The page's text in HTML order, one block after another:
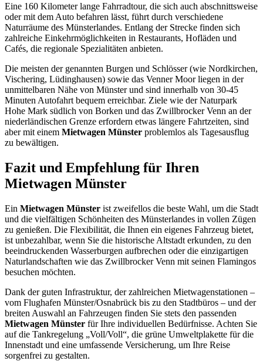
Eine 160 Kilometer lange Fahrradtour, die sich auch abschnittsweise
oder mit dem Auto befahren lässt, führt durch verschiedene
Naturräume des Münsterlandes. Entlang der Strecke finden sich
zahlreiche Einkehrmöglichkeiten in Restaurants, Hofläden und
Cafés, die regionale Spezialitäten anbieten.
Die meisten der genannten Burgen und Schlösser (wie Nordkirchen,
Vischering, Lüdinghausen) sowie das Venner Moor liegen in der
unmittelbaren Nähe von Münster und sind innerhalb von 30-45
Minuten Autofahrt bequem erreichbar. Ziele wie der Naturpark
Hohe Mark südlich von Borken und das Zwillbrocker Venn an der
niederländischen Grenze erfordern etwas längere Fahrtzeiten, sind
aber mit einem Mietwagen Münster problemlos als Tagesausflug
zu bewältigen.
Fazit und Empfehlung für Ihren
Mietwagen Münster
Ein Mietwagen Münster ist zweifellos die beste Wahl, um die Stadt
und die vielfältigen Schönheiten des Münsterlandes in vollen Zügen
zu genießen. Die Flexibilität, die Ihnen ein eigenes Fahrzeug bietet,
ist unbezahlbar, wenn Sie die historische Altstadt erkunden, zu den
beeindruckenden Wasserburgen aufbrechen oder die einzigartigen
Naturlandschaften wie das Zwillbrocker Venn mit seinen Flamingos
besuchen möchten.
Dank der guten Infrastruktur, der zahlreichen Mietwagenstationen –
vom Flughafen Münster/Osnabrück bis zu den Stadtbüros – und der
breiten Auswahl an Fahrzeugen finden Sie stets den passenden
Mietwagen Münster für Ihre individuellen Bedürfnisse. Achten Sie
auf die Tankregelung „Voll/Voll“, die grüne Umweltplakette für die
Innenstadt und eine umfassende Versicherung, um Ihre Reise
sorgenfrei zu gestalten.